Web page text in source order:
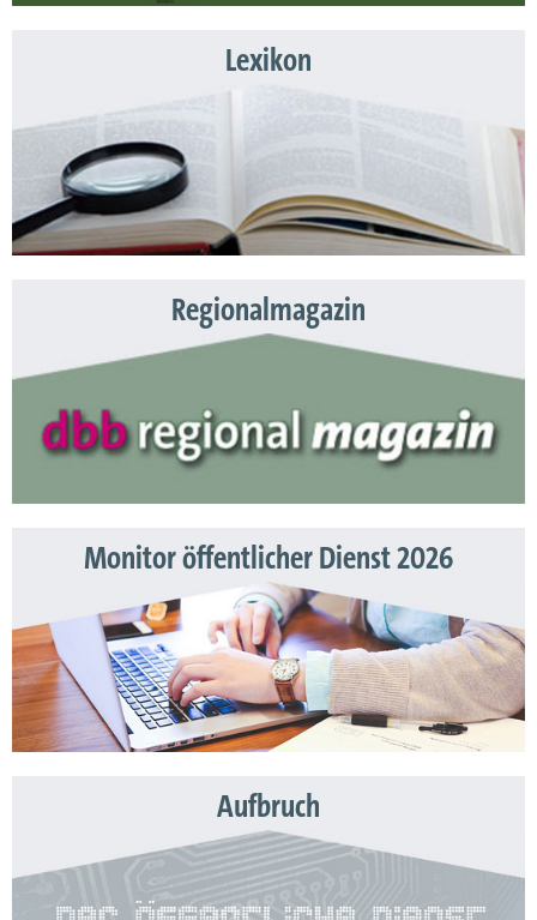
Lexikon
Regionalmagazin
Monitor öffentlicher Dienst 2026
Aufbruch